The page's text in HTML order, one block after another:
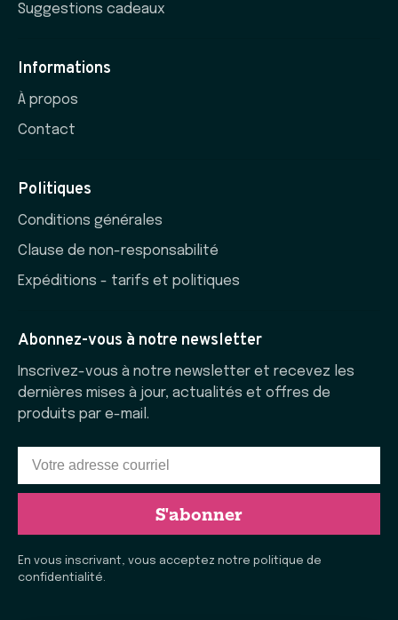
Suggestions cadeaux
Informations
À propos
Contact
Politiques
Conditions générales
Clause de non-responsabilité
Expéditions - tarifs et politiques
Abonnez-vous à notre newsletter
Inscrivez-vous à notre newsletter et recevez les
dernières mises à jour, actualités et offres de
produits par e-mail.
S'abonner
En vous inscrivant, vous acceptez notre politique de
confidentialité.